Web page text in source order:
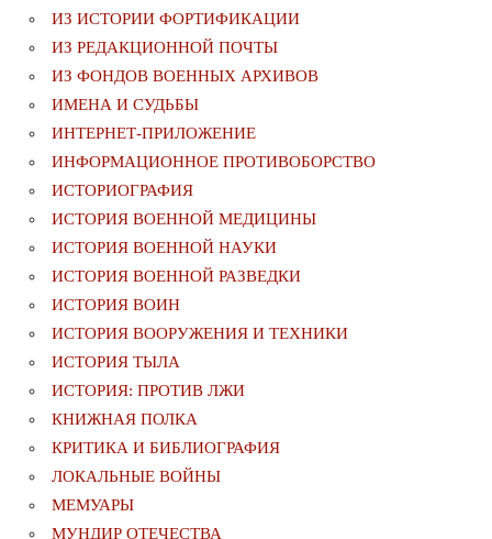
ИЗ ИСТОРИИ ФОРТИФИКАЦИИ
ИЗ РЕДАКЦИОННОЙ ПОЧТЫ
ИЗ ФОНДОВ ВОЕННЫХ АРХИВОВ
ИМЕНА И СУДЬБЫ
ИНТЕРНЕТ-ПРИЛОЖЕНИЕ
ИНФОРМАЦИОННОЕ ПРОТИВОБОРСТВО
ИСТОРИОГРАФИЯ
ИСТОРИЯ ВОЕННОЙ МЕДИЦИНЫ
ИСТОРИЯ ВОЕННОЙ НАУКИ
ИСТОРИЯ ВОЕННОЙ РАЗВЕДКИ
ИСТОРИЯ ВОИН
ИСТОРИЯ ВООРУЖЕНИЯ И ТЕХНИКИ
ИСТОРИЯ ТЫЛА
ИСТОРИЯ: ПРОТИВ ЛЖИ
КНИЖНАЯ ПОЛКА
КРИТИКА И БИБЛИОГРАФИЯ
ЛОКАЛЬНЫЕ ВОЙНЫ
МЕМУАРЫ
МУНДИР ОТЕЧЕСТВА